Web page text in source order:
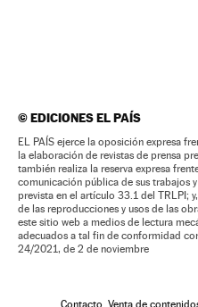
©EDICIONES EL PAÍS
EL PAÍS ejerce la oposición expresa
la elaboración de revistas de prensa
también realiza la reserva expresa
comunicación pública de sus trabajos
prevista en el artículo 33.1 del TRLPI;
de las reproducciones y usos de las
este sitio web a medios de lectura
adecuados a tal fin de conformidad
24/2021, de 2 de noviembre
Contacto Venta de